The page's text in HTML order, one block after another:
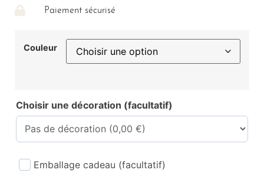
Paiement sécurisé
Couleur
Choisir une décoration (facultatif)
Emballage cadeau (facultatif)